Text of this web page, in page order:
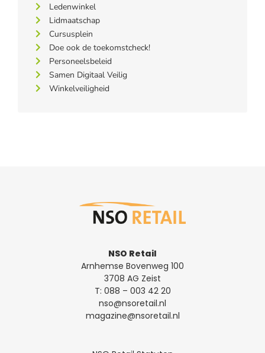
Ledenwinkel
Lidmaatschap
Cursusplein
Doe ook de toekomstcheck!
Personeelsbeleid
Samen Digitaal Veilig
Winkelveiligheid
NSO Retail
Arnhemse Bovenweg 100
3708 AG Zeist
T: 088 – 003 42 20
nso@nsoretail.nl
magazine@nsoretail.nl